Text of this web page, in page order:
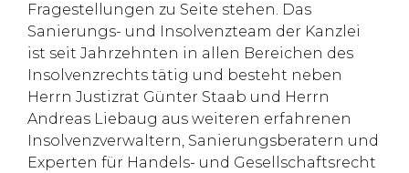
Fragestellungen zu Seite stehen. Das
Sanierungs- und Insolvenzteam der Kanzlei
ist seit Jahrzehnten in allen Bereichen des
Insolvenzrechts tätig und besteht neben
Herrn Justizrat Günter Staab und Herrn
Andreas Liebaug aus weiteren erfahrenen
Insolvenzverwaltern, Sanierungsberatern und
Experten für Handels- und Gesellschaftsrecht